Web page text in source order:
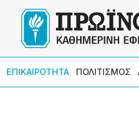
ΕΠΙΚΑΙΡΟΤΗΤΑ ΠΟΛΙΤΙΣΜΟΣ